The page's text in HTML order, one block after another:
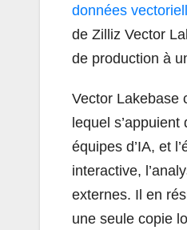
données
de Zilliz Vector
de production à
Vector Lakebase
lequel
équipes d’IA, et
interactive,
externes. Il en
une seule copie